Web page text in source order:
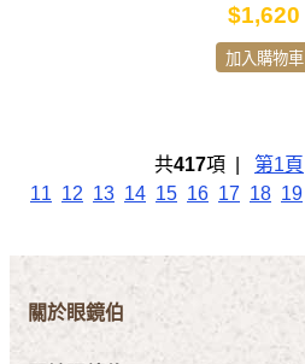
$1,620
加入購物車
共417項 | 第1頁
11 12 13 14 15 16 17 18 19
關於眼鏡伯